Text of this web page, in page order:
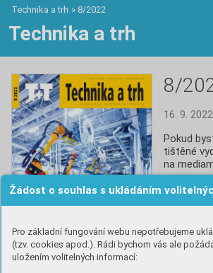
Žádost o souhlas s ukládáním
Pro základní fungování webu nepotřebujeme
(tzv. cookies apod.). Rádi bychom vás ale
uložením volitelných informací:
8/
16. 9. 2022
Pokud
tištěné
na
Technika a trh » 8/2022
Technika a trh